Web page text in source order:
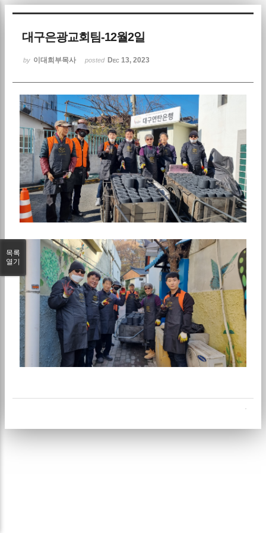
대구은광교회팀-12월2일
by 이대희부목사 posted Dec 13, 2023
목록
열기
Sketchbook5, 스케치북5
Sketchbook5, 스케치북5